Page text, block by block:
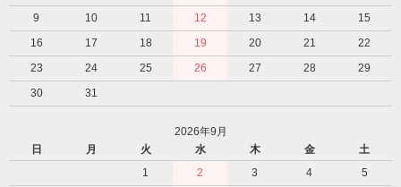
9
10 11 12 13 14
15
16
17 18 19 20 21
22
23
24 25 26 27 28
29
30
31
2026年9月
日
月 火 水 木 金
土
1
2 3 4
5